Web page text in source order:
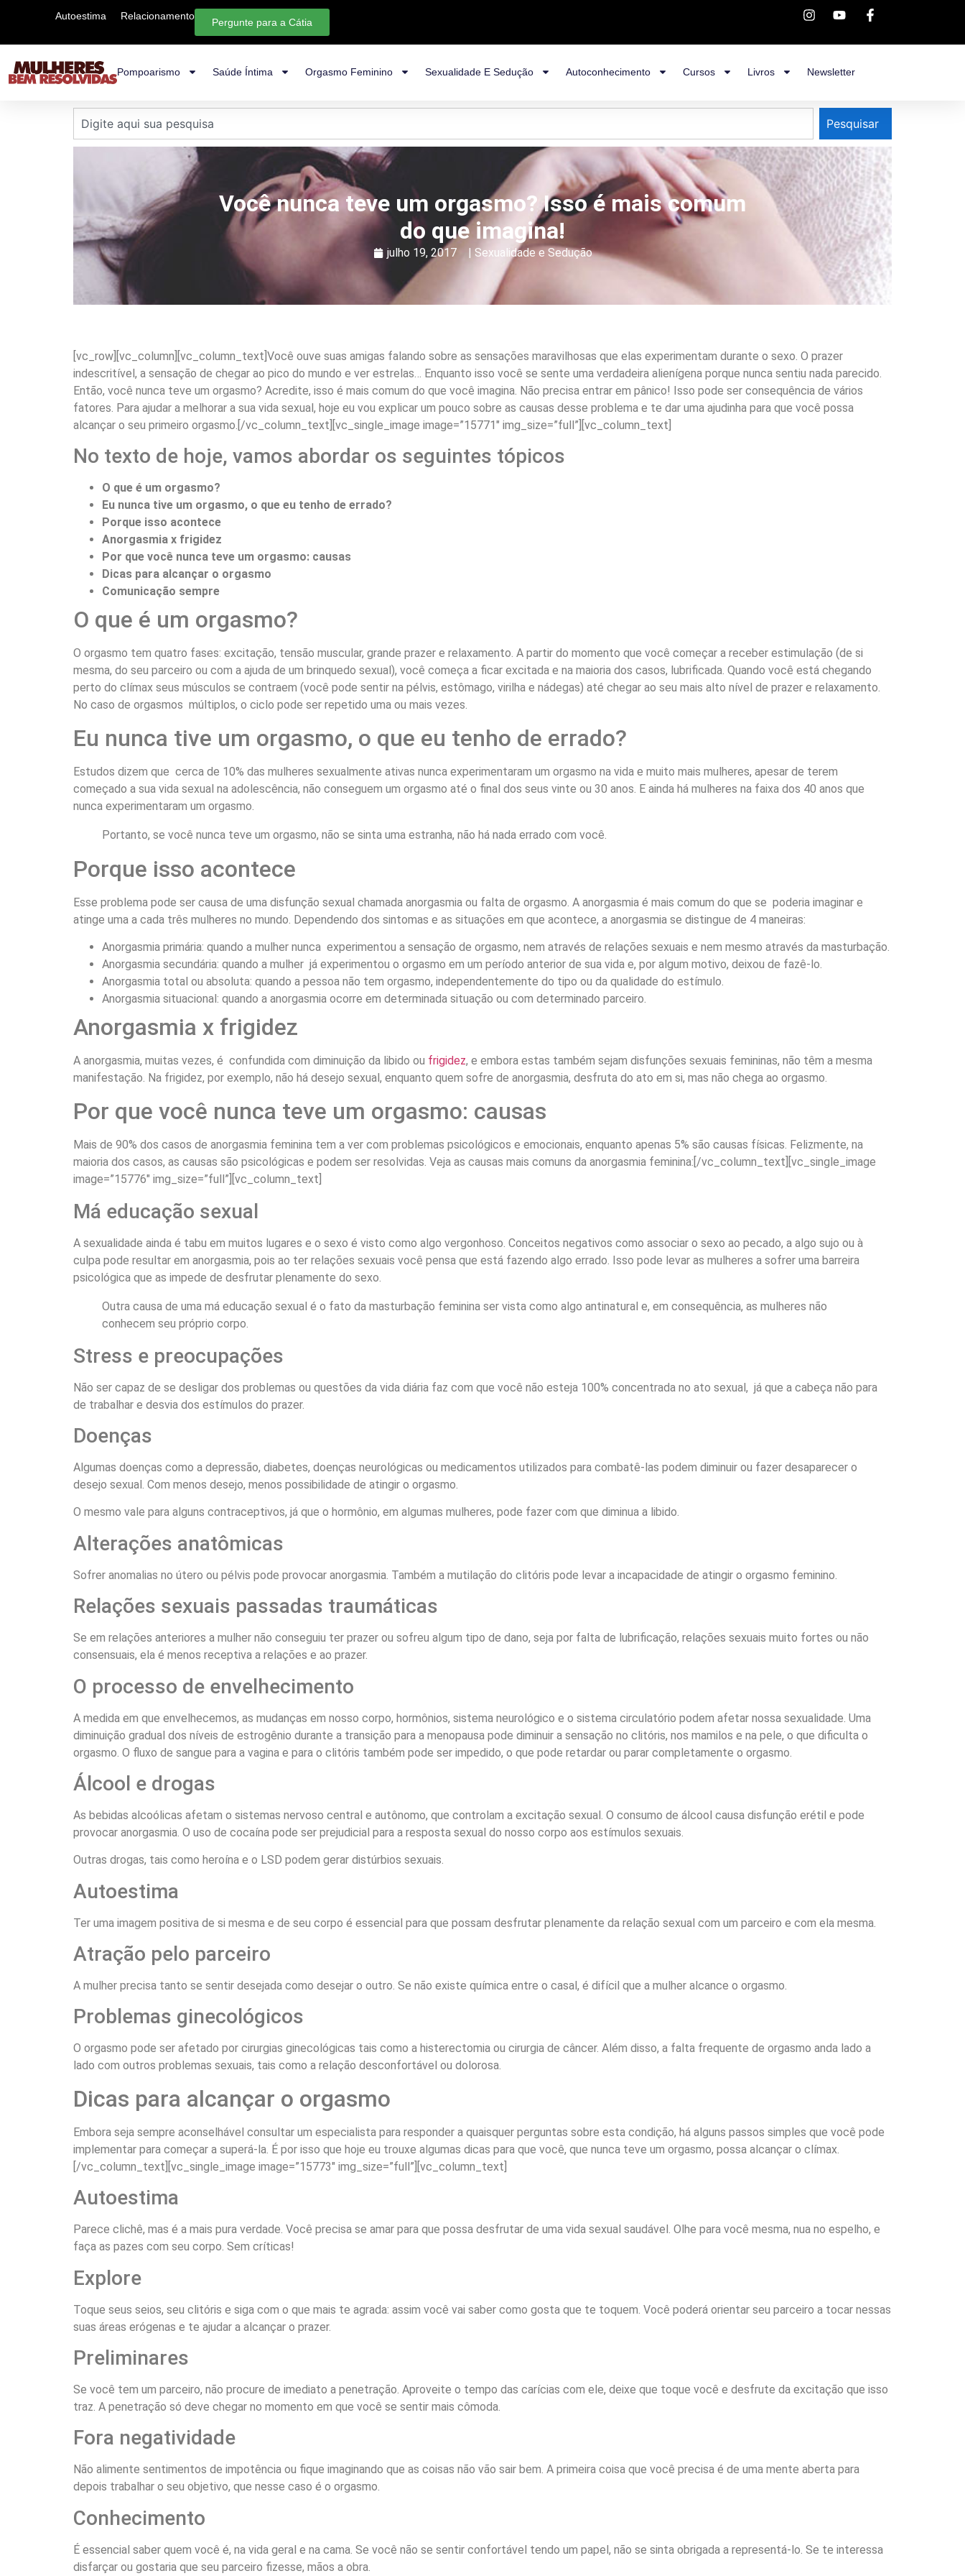
Autoestima Relacionamento
Pergunte para a Cátia
Pompoarismo Saúde Íntima Orgasmo Feminino Sexualidade E Sedução Autoconhecimento Cursos Livros Newsletter
Pesquisar
Você nunca teve um orgasmo? Isso é mais comum
do que imagina!
julho 19, 2017 | Sexualidade e Sedução
[vc_row][vc_column][vc_column_text]Você ouve suas amigas falando sobre as sensações maravilhosas que elas experimentam durante o sexo. O prazer
indescritível, a sensação de chegar ao pico do mundo e ver estrelas… Enquanto isso você se sente uma verdadeira alienígena porque nunca sentiu nada parecido.
Então, você nunca teve um orgasmo? Acredite, isso é mais comum do que você imagina. Não precisa entrar em pânico! Isso pode ser consequência de vários
fatores. Para ajudar a melhorar a sua vida sexual, hoje eu vou explicar um pouco sobre as causas desse problema e te dar uma ajudinha para que você possa
alcançar o seu primeiro orgasmo.[/vc_column_text][vc_single_image image=”15771″ img_size=”full”][vc_column_text]
No texto de hoje, vamos abordar os seguintes tópicos
O que é um orgasmo?
Eu nunca tive um orgasmo, o que eu tenho de errado?
Porque isso acontece
Anorgasmia x frigidez
Por que você nunca teve um orgasmo: causas
Dicas para alcançar o orgasmo
Comunicação sempre
O que é um orgasmo?
O orgasmo tem quatro fases: excitação, tensão muscular, grande prazer e relaxamento. A partir do momento que você começar a receber estimulação (de si
mesma, do seu parceiro ou com a ajuda de um brinquedo sexual), você começa a ficar excitada e na maioria dos casos, lubrificada. Quando você está chegando
perto do clímax seus músculos se contraem (você pode sentir na pélvis, estômago, virilha e nádegas) até chegar ao seu mais alto nível de prazer e relaxamento.
No caso de orgasmos múltiplos, o ciclo pode ser repetido uma ou mais vezes.
Eu nunca tive um orgasmo, o que eu tenho de errado?
Estudos dizem que cerca de 10% das mulheres sexualmente ativas nunca experimentaram um orgasmo na vida e muito mais mulheres, apesar de terem
começado a sua vida sexual na adolescência, não conseguem um orgasmo até o final dos seus vinte ou 30 anos. E ainda há mulheres na faixa dos 40 anos que
nunca experimentaram um orgasmo.
Portanto, se você nunca teve um orgasmo, não se sinta uma estranha, não há nada errado com você.
Porque isso acontece
Esse problema pode ser causa de uma disfunção sexual chamada anorgasmia ou falta de orgasmo. A anorgasmia é mais comum do que se poderia imaginar e
atinge uma a cada três mulheres no mundo. Dependendo dos sintomas e as situações em que acontece, a anorgasmia se distingue de 4 maneiras:
Anorgasmia primária: quando a mulher nunca experimentou a sensação de orgasmo, nem através de relações sexuais e nem mesmo através da masturbação.
Anorgasmia secundária: quando a mulher já experimentou o orgasmo em um período anterior de sua vida e, por algum motivo, deixou de fazê-lo.
Anorgasmia total ou absoluta: quando a pessoa não tem orgasmo, independentemente do tipo ou da qualidade do estímulo.
Anorgasmia situacional: quando a anorgasmia ocorre em determinada situação ou com determinado parceiro.
Anorgasmia x frigidez
A anorgasmia, muitas vezes, é confundida com diminuição da libido ou frigidez, e embora estas também sejam disfunções sexuais femininas, não têm a mesma
manifestação. Na frigidez, por exemplo, não há desejo sexual, enquanto quem sofre de anorgasmia, desfruta do ato em si, mas não chega ao orgasmo.
Por que você nunca teve um orgasmo: causas
Mais de 90% dos casos de anorgasmia feminina tem a ver com problemas psicológicos e emocionais, enquanto apenas 5% são causas físicas. Felizmente, na
maioria dos casos, as causas são psicológicas e podem ser resolvidas. Veja as causas mais comuns da anorgasmia feminina:[/vc_column_text][vc_single_image
image=”15776″ img_size=”full”][vc_column_text]
Má educação sexual
A sexualidade ainda é tabu em muitos lugares e o sexo é visto como algo vergonhoso. Conceitos negativos como associar o sexo ao pecado, a algo sujo ou à
culpa pode resultar em anorgasmia, pois ao ter relações sexuais você pensa que está fazendo algo errado. Isso pode levar as mulheres a sofrer uma barreira
psicológica que as impede de desfrutar plenamente do sexo.
Outra causa de uma má educação sexual é o fato da masturbação feminina ser vista como algo antinatural e, em consequência, as mulheres não
conhecem seu próprio corpo.
Stress e preocupações
Não ser capaz de se desligar dos problemas ou questões da vida diária faz com que você não esteja 100% concentrada no ato sexual, já que a cabeça não para
de trabalhar e desvia dos estímulos do prazer.
Doenças
Algumas doenças como a depressão, diabetes, doenças neurológicas ou medicamentos utilizados para combatê-las podem diminuir ou fazer desaparecer o
desejo sexual. Com menos desejo, menos possibilidade de atingir o orgasmo.
O mesmo vale para alguns contraceptivos, já que o hormônio, em algumas mulheres, pode fazer com que diminua a libido.
Alterações anatômicas
Sofrer anomalias no útero ou pélvis pode provocar anorgasmia. Também a mutilação do clitóris pode levar a incapacidade de atingir o orgasmo feminino.
Relações sexuais passadas traumáticas
Se em relações anteriores a mulher não conseguiu ter prazer ou sofreu algum tipo de dano, seja por falta de lubrificação, relações sexuais muito fortes ou não
consensuais, ela é menos receptiva a relações e ao prazer.
O processo de envelhecimento
A medida em que envelhecemos, as mudanças em nosso corpo, hormônios, sistema neurológico e o sistema circulatório podem afetar nossa sexualidade. Uma
diminuição gradual dos níveis de estrogênio durante a transição para a menopausa pode diminuir a sensação no clitóris, nos mamilos e na pele, o que dificulta o
orgasmo. O fluxo de sangue para a vagina e para o clitóris também pode ser impedido, o que pode retardar ou parar completamente o orgasmo.
Álcool e drogas
As bebidas alcoólicas afetam o sistemas nervoso central e autônomo, que controlam a excitação sexual. O consumo de álcool causa disfunção erétil e pode
provocar anorgasmia. O uso de cocaína pode ser prejudicial para a resposta sexual do nosso corpo aos estímulos sexuais.
Outras drogas, tais como heroína e o LSD podem gerar distúrbios sexuais.
Autoestima
Ter uma imagem positiva de si mesma e de seu corpo é essencial para que possam desfrutar plenamente da relação sexual com um parceiro e com ela mesma.
Atração pelo parceiro
A mulher precisa tanto se sentir desejada como desejar o outro. Se não existe química entre o casal, é difícil que a mulher alcance o orgasmo.
Problemas ginecológicos
O orgasmo pode ser afetado por cirurgias ginecológicas tais como a histerectomia ou cirurgia de câncer. Além disso, a falta frequente de orgasmo anda lado a
lado com outros problemas sexuais, tais como a relação desconfortável ou dolorosa.
Dicas para alcançar o orgasmo
Embora seja sempre aconselhável consultar um especialista para responder a quaisquer perguntas sobre esta condição, há alguns passos simples que você pode
implementar para começar a superá-la. É por isso que hoje eu trouxe algumas dicas para que você, que nunca teve um orgasmo, possa alcançar o clímax.
[/vc_column_text][vc_single_image image=”15773″ img_size=”full”][vc_column_text]
Autoestima
Parece clichê, mas é a mais pura verdade. Você precisa se amar para que possa desfrutar de uma vida sexual saudável. Olhe para você mesma, nua no espelho, e
faça as pazes com seu corpo. Sem críticas!
Explore
Toque seus seios, seu clitóris e siga com o que mais te agrada: assim você vai saber como gosta que te toquem. Você poderá orientar seu parceiro a tocar nessas
suas áreas erógenas e te ajudar a alcançar o prazer.
Preliminares
Se você tem um parceiro, não procure de imediato a penetração. Aproveite o tempo das carícias com ele, deixe que toque você e desfrute da excitação que isso
traz. A penetração só deve chegar no momento em que você se sentir mais cômoda.
Fora negatividade
Não alimente sentimentos de impotência ou fique imaginando que as coisas não vão sair bem. A primeira coisa que você precisa é de uma mente aberta para
depois trabalhar o seu objetivo, que nesse caso é o orgasmo.
Conhecimento
É essencial saber quem você é, na vida geral e na cama. Se você não se sentir confortável tendo um papel, não se sinta obrigada a representá-lo. Se te interessa
disfarçar ou gostaria que seu parceiro fizesse, mãos a obra.